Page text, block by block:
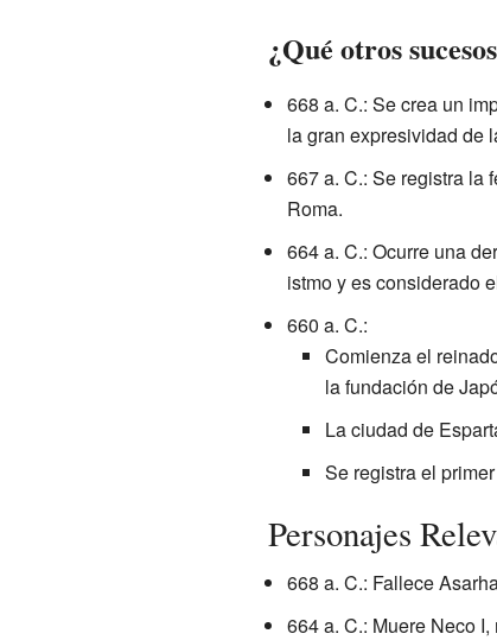
¿Qué otros
668 a. C.: Se crea un
la gran expresividad de
667 a. C.: Se registra la
Roma.
664 a. C.: Ocurre una
istmo y es considerado
660 a. C.:
Comienza el
la fundación de
La ciudad de
Se registra el
Personajes
668 a. C.: Fallece
664 a. C.: Muere Neco I,